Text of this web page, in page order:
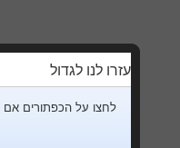
עזרו לנו לגדול
לחצו על הכפתורים